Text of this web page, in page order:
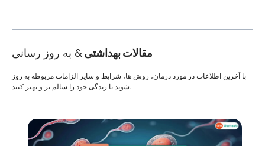
مقالات بهداشتی& به روز رسانی
با آخرین اطلاعات در مورد درمان، روش ها، شرایط و سایر الزامات مربوطه به روز
شوید تا زندگی خود را سالم تر و بهتر کنید.